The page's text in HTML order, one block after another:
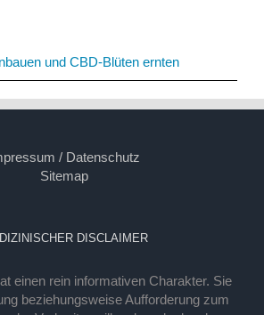
und CBD-Blüten ernten
/ Datenschutz
Sitemap
DISCLAIMER
einen rein informativen Charakter. Sie
beziehungsweise Aufforderung zum